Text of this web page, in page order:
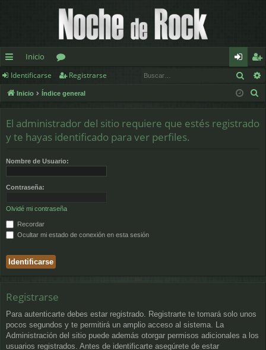
nl
ac
rá
d
Inicio
or
os
de
nt
eg
ist
Identificarse Registrarse
Inicio Índice general
El administrador del sitio requiere que estés registrado
y te hayas identificado para ver perfiles.
Nombre de Usuario:
Contraseña:
Olvidé mi contraseña
Recordar
Ocultar mi estado de conexión en esta sesión
Registrarse
Para autenticarte debes estar registrado. Registrarte te tomará solo unos
pocos segundos y te permitirá un amplio acceso al sistema. La
Administración del sitio puede además otorgar permisos adicionales a los
usuarios registrados. Antes de identificarte asegúrete de estar